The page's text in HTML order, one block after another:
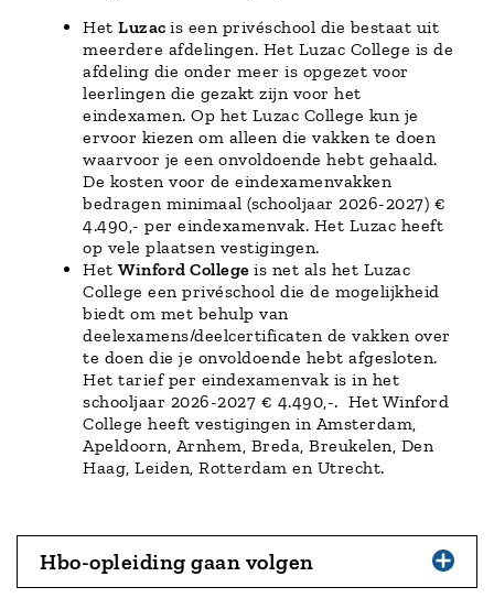
Het Luzac is een privéschool die bestaat uit
meerdere afdelingen. Het Luzac College is de
afdeling die onder meer is opgezet voor
leerlingen die gezakt zijn voor het
eindexamen. Op het Luzac College kun je
ervoor kiezen om alleen die vakken te doen
waarvoor je een onvoldoende hebt gehaald.
De kosten voor de eindexamenvakken
bedragen minimaal (schooljaar 2026-2027) €
4.490,- per eindexamenvak. Het Luzac heeft
op vele plaatsen vestigingen.
Het Winford College is net als het Luzac
College een privéschool die de mogelijkheid
biedt om met behulp van
deelexamens/deelcertificaten de vakken over
te doen die je onvoldoende hebt afgesloten.
Het tarief per eindexamenvak is in het
schooljaar 2026-2027 € 4.490,-. Het Winford
College heeft vestigingen in Amsterdam,
Apeldoorn, Arnhem, Breda, Breukelen, Den
Haag, Leiden, Rotterdam en Utrecht.
Hbo-opleiding gaan volgen